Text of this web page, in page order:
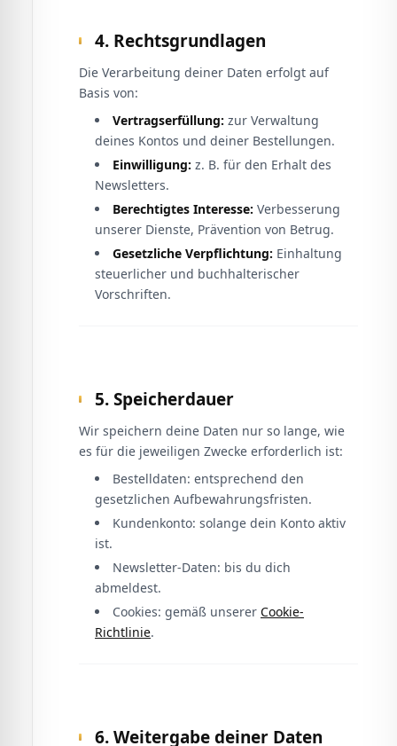
4. Rechtsgrundlagen
Die Verarbeitung deiner Daten erfolgt auf
Basis von:
Vertragserfüllung: zur Verwaltung
deines Kontos und deiner Bestellungen.
Einwilligung: z. B. für den Erhalt des
Newsletters.
Berechtigtes Interesse: Verbesserung
unserer Dienste, Prävention von Betrug.
Gesetzliche Verpflichtung: Einhaltung
steuerlicher und buchhalterischer
Vorschriften.
5. Speicherdauer
Wir speichern deine Daten nur so lange, wie
es für die jeweiligen Zwecke erforderlich ist:
Bestelldaten: entsprechend den
gesetzlichen Aufbewahrungsfristen.
Kundenkonto: solange dein Konto aktiv
ist.
Newsletter-Daten: bis du dich
abmeldest.
Cookies: gemäß unserer Cookie-
Richtlinie.
6. Weitergabe deiner Daten